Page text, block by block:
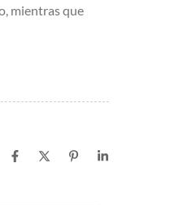
mientras que